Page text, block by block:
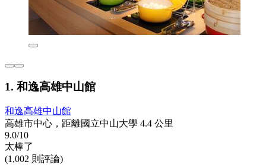
1. 和逸高雄中山館
和逸高雄中山館
高雄市中心，距離國立中山大學 4.4 公里
9.0/10
太棒了
(1,002 則評論)